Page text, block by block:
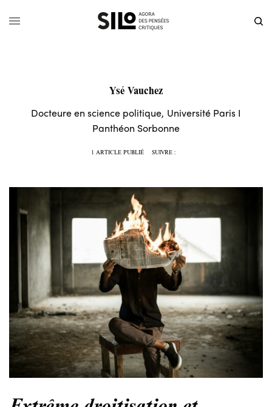
Ysé Vauchez
Docteure en science politique, Université Paris I
Panthéon Sorbonne
1 ARTICLE PUBLIÉ SUIVRE :